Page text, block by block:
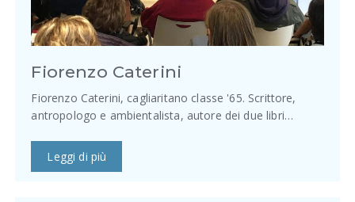
Fiorenzo Caterini
Fiorenzo Caterini, cagliaritano classe '65. Scrittore,
antropologo e ambientalista, autore dei due libri…
Leggi di più